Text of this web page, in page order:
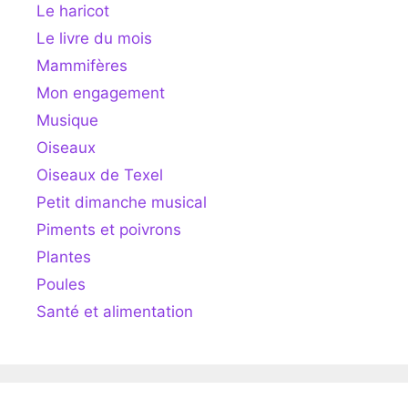
Le haricot
Le livre du mois
Mammifères
Mon engagement
Musique
Oiseaux
Oiseaux de Texel
Petit dimanche musical
Piments et poivrons
Plantes
Poules
Santé et alimentation